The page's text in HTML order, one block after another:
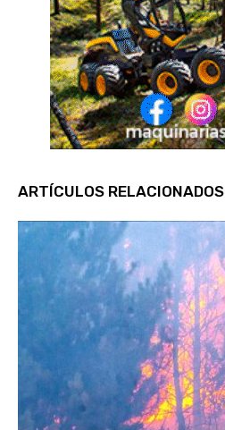
ARTÍCULOS RELACIONADOS